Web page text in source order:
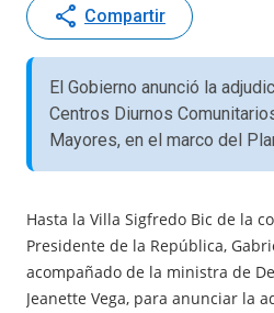
share Compartir
El Gobierno anunció la
Centros Diurnos
Mayores, en el marco del
Hasta la Villa Sigfredo Bic de la
Presidente de la República,
acompañado de la ministra de
Jeanette Vega, para anunciar la